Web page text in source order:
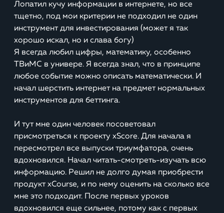
Лопатил кучу информации в интернете, но все
тщетно, под мои критерии не подходил не один
инструмент для инвестирования (может я так
хорошо искал, но и слава богу)
Я всегда любил цифры, математику, особенно
ТВиМС в универе. Я всегда знал, что в принципе
любое событие можно описать математически. И
начал шерстить интернет на предмет нормальных
инструментов для беттинга.
И тут мне один человек посоветовал
присмотреться к проекту xScore. Для начала я
пересмотрел все выпуски триумфатора, очень
вдохновился. Начал читать-смотреть-изучать всю
информацию. Решил не долго думая приобрести
продукт xCourse, и по нему оценить на сколько все
мне это подходит. После первых уроков
вдохновился еще сильнее, потому как с первых